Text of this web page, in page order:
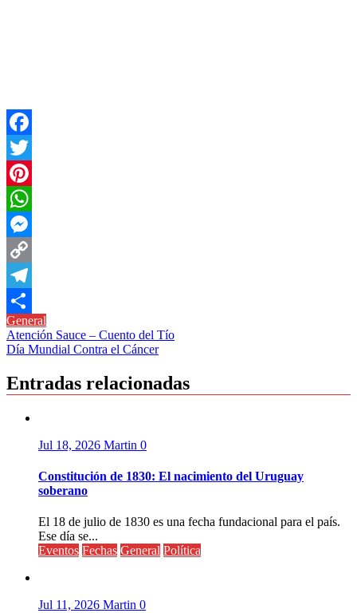
Facebook
Twitter
Pinterest
WhatsApp
Messenger
Copy
Link
Telegram
Compartir
General
Navegación
de
entradas
Atención Sauce – Cuento del Tío
Día Mundial Contra el Cáncer
Entradas relacionadas
Jul 18, 2026 Martin 0
Constitución de 1830: El nacimiento del Uruguay
soberano
El 18 de julio de 1830 es una fecha fundacional para el país.
Ese día se...
Eventos Fechas General Política
Jul 11, 2026 Martin 0